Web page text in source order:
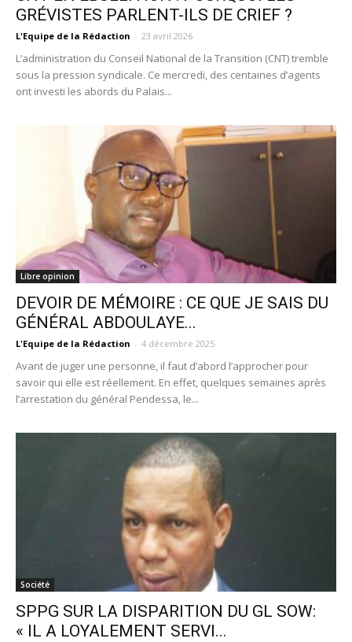
GRÉVISTES PARLENT-ILS DE CRIEF ?
L'Equipe de la Rédaction - 23 avril 2026
L’administration du Conseil National de la Transition (CNT) tremble
sous la pression syndicale. Ce mercredi, des centaines d’agents
ont investi les abords du Palais...
Libre opinion
DEVOIR DE MÉMOIRE : CE QUE JE SAIS DU
GÉNÉRAL ABDOULAYE...
L'Equipe de la Rédaction - 4 décembre 2025
Avant de juger une personne, il faut d’abord l’approcher pour
savoir qui elle est réellement. En effet, quelques semaines après
l’arrestation du général Pendessa, le...
Société
SPPG SUR LA DISPARITION DU GL SOW:
« IL A LOYALEMENT SERVI...